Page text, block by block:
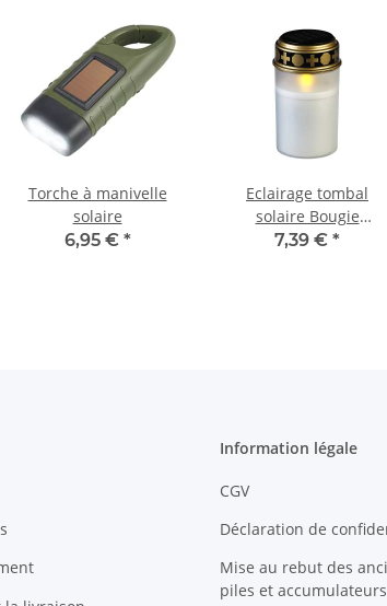
Torche à manivelle
solaire
6,95 € *
Eclairage tombal
solaire Bougie
funéraire
7,39 € *
Information légale
CGV
Déclaration de
Mise au rebut des
piles et accumulateurs